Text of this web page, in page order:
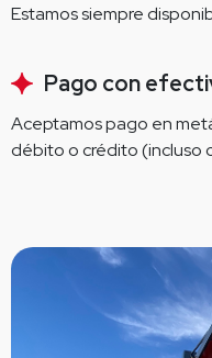
Estamos siempre
Pago con
Aceptamos pago en
débito o crédito (incluso